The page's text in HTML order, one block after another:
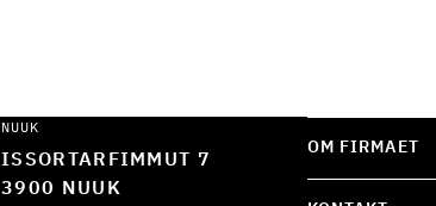
NUUK
ISSORTARFIMMUT 7
3900 NUUK
OM FIRMAET